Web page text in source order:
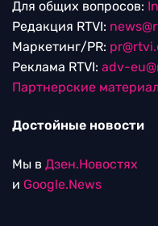
Для общих вопросов:
Редакция RTVI:
Маркетинг/PR:
Реклама RTVI: adv-
Партнерские
Достойные новости
Мы в Дзен.Новостях
и Google.News